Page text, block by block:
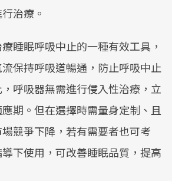
治療。
睡眠呼吸中止的一種有效工具，
保持呼吸道暢通，防止呼吸中止
呼吸器無需進行侵入性治療，立
期。但在選擇時需量身定制、且
競爭下降，若有需要者也可考
下使用，可改善睡眠品質，提高